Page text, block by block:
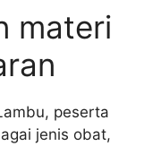
materi
peserta
jenis obat,